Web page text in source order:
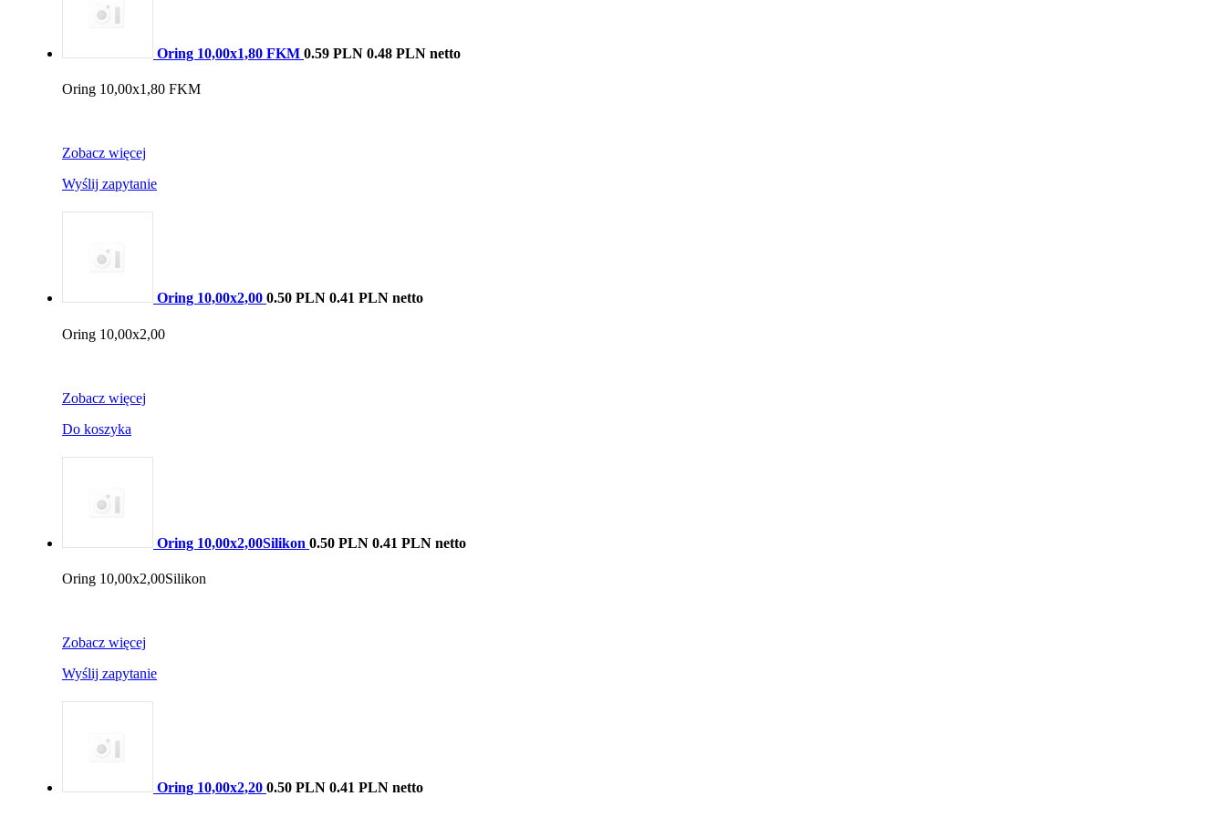
Oring 10,00x1,80 FKM 0.59 PLN 0.48 PLN netto
Oring 10,00x1,80 FKM
Zobacz więcej
Wyślij zapytanie
Oring 10,00x2,00 0.50 PLN 0.41 PLN netto
Oring 10,00x2,00
Zobacz więcej
Do koszyka
Oring 10,00x2,00Silikon 0.50 PLN 0.41 PLN netto
Oring 10,00x2,00Silikon
Zobacz więcej
Wyślij zapytanie
Oring 10,00x2,20 0.50 PLN 0.41 PLN netto